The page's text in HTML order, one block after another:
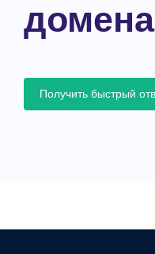
Получить быстрый